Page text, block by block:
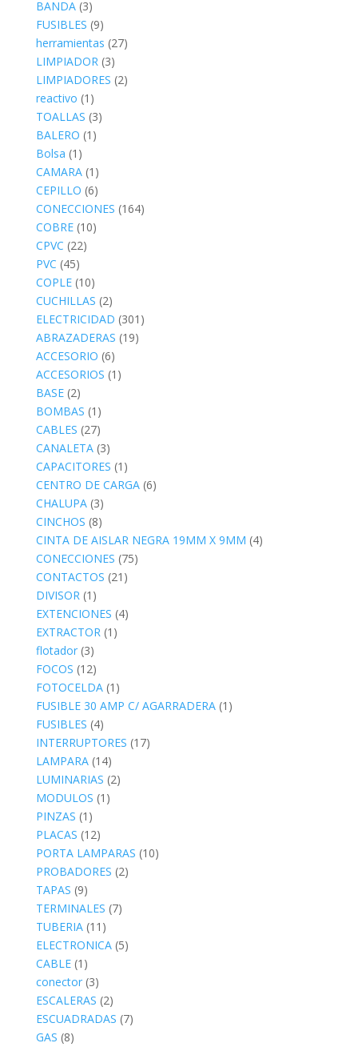
BANDA (3)
FUSIBLES (9)
herramientas (27)
LIMPIADOR (3)
LIMPIADORES (2)
reactivo (1)
TOALLAS (3)
BALERO (1)
Bolsa (1)
CAMARA (1)
CEPILLO (6)
CONECCIONES (164)
COBRE (10)
CPVC (22)
PVC (45)
COPLE (10)
CUCHILLAS (2)
ELECTRICIDAD (301)
ABRAZADERAS (19)
ACCESORIO (6)
ACCESORIOS (1)
BASE (2)
BOMBAS (1)
CABLES (27)
CANALETA (3)
CAPACITORES (1)
CENTRO DE CARGA (6)
CHALUPA (3)
CINCHOS (8)
CINTA DE AISLAR NEGRA 19MM X 9MM (4)
CONECCIONES (75)
CONTACTOS (21)
DIVISOR (1)
EXTENCIONES (4)
EXTRACTOR (1)
flotador (3)
FOCOS (12)
FOTOCELDA (1)
FUSIBLE 30 AMP C/ AGARRADERA (1)
FUSIBLES (4)
INTERRUPTORES (17)
LAMPARA (14)
LUMINARIAS (2)
MODULOS (1)
PINZAS (1)
PLACAS (12)
PORTA LAMPARAS (10)
PROBADORES (2)
TAPAS (9)
TERMINALES (7)
TUBERIA (11)
ELECTRONICA (5)
CABLE (1)
conector (3)
ESCALERAS (2)
ESCUADRADAS (7)
GAS (8)